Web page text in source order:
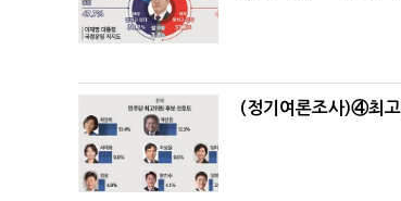
(정기여론조사)④최고